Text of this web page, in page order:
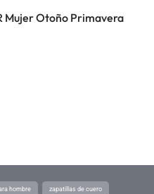
Mujer Otoño Primavera
hombre zapatillas de cuero